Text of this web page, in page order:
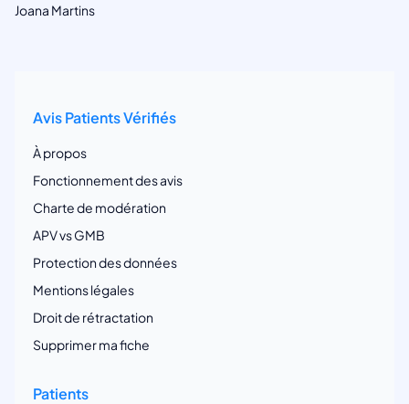
Joana Martins
Avis Patients Vérifiés
À propos
Fonctionnement des avis
Charte de modération
APV vs GMB
Protection des données
Mentions légales
Droit de rétractation
Supprimer ma fiche
Patients